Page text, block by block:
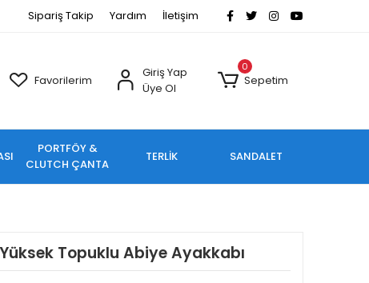
Sipariş Takip Yardım İletişim
Favorilerim
Giriş Yap
Üye Ol
0
Sepetim
PORTFÖY &
CLUTCH ÇANTA
TERLİK SANDALET
Topuklu Abiye Ayakkabı